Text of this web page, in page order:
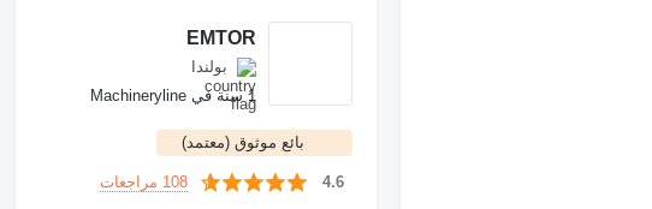
EMTOR
بولندا
1 سنة في Machineryline
بائع موثوق (معتمد)
4.6 108 مراجعات